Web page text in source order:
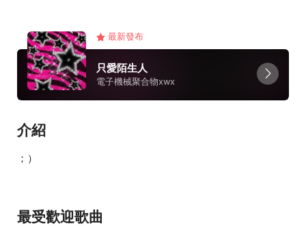
最新發布
只愛陌生人
電子機械聚合物xwx
介紹
；）
最受歡迎歌曲